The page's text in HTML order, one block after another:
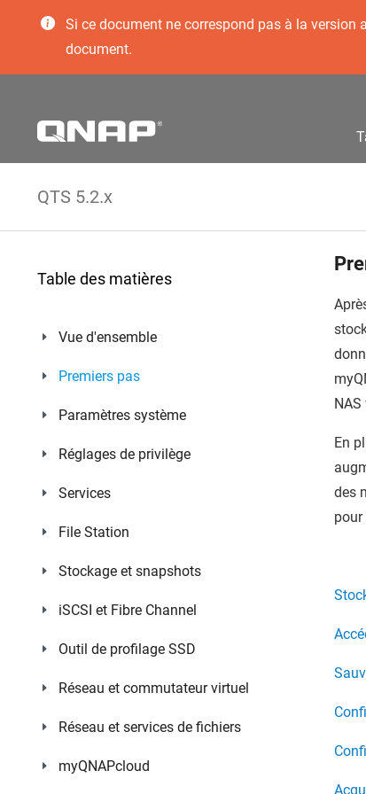
Si ce document ne correspond pas à la version
document.
QTS 5.2.x
Table des matières
Vue d'ensemble
Premiers pas
Paramètres système
Réglages de privilège
Services
File Station
Stockage et snapshots
iSCSI et Fibre Channel
Outil de profilage SSD
Réseau et commutateur virtuel
Réseau et services de fichiers
myQNAPcloud
En
des
pour